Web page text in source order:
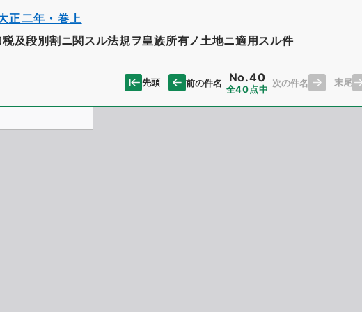
正二年・巻上
及段別割ニ関スル法規ヲ皇族所有ノ土地ニ適用スル件
先頭 前の件名 No.40
全40点中
次の件名 末尾